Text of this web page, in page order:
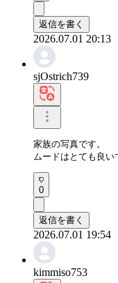
返信を書く
2026.07.01 20:13
sjOstrich739
家族の写真です。
ムードはとても良い
0
返信を書く
2026.07.01 19:54
kimmiso753